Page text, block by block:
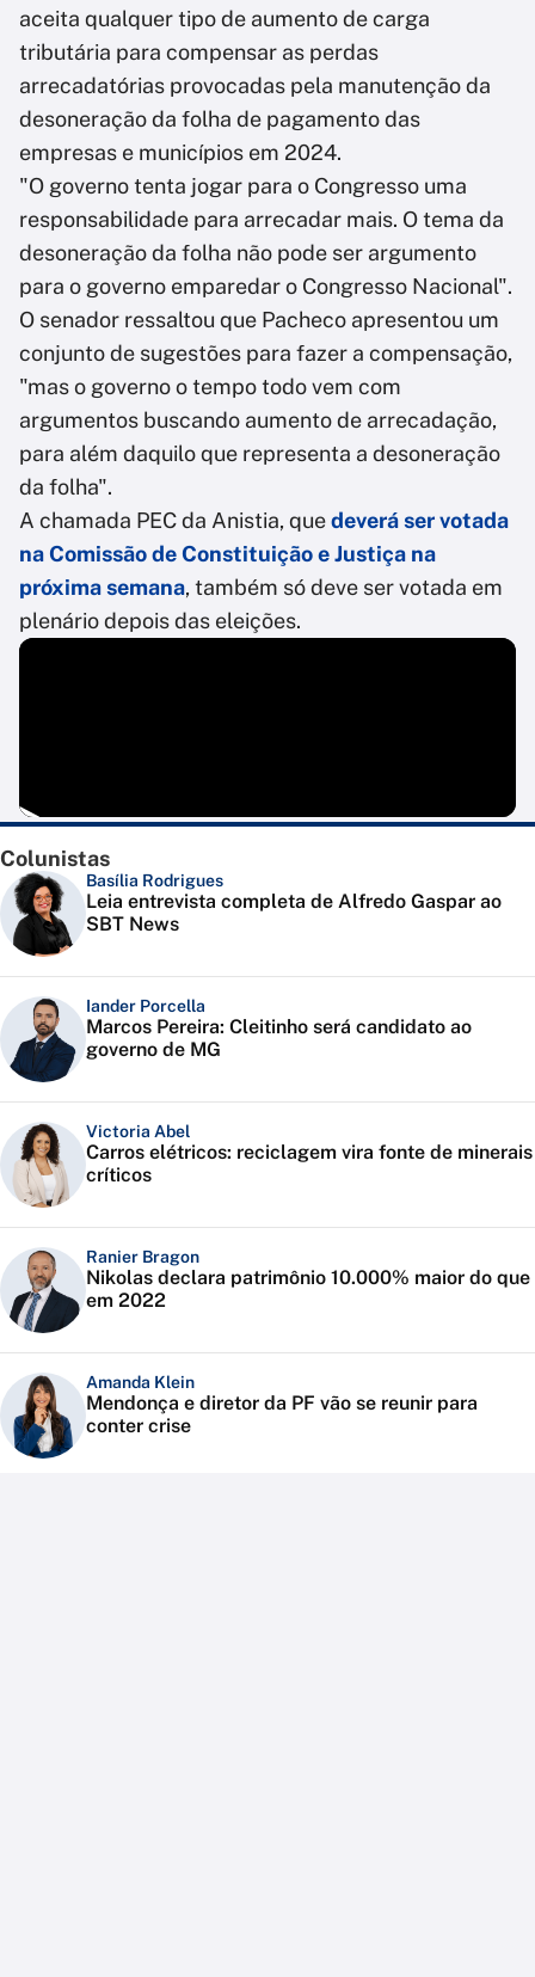
aceita qualquer tipo de aumento de carga
tributária para compensar as perdas
arrecadatórias provocadas pela manutenção da
desoneração da folha de pagamento das
empresas e municípios em 2024.
"O governo tenta jogar para o Congresso uma
responsabilidade para arrecadar mais. O tema da
desoneração da folha não pode ser argumento
para o governo emparedar o Congresso Nacional".
O senador ressaltou que Pacheco apresentou um
conjunto de sugestões para fazer a compensação,
"mas o governo o tempo todo vem com
argumentos buscando aumento de arrecadação,
para além daquilo que representa a desoneração
da folha".
A chamada PEC da Anistia, quedeverá ser votada
na Comissão de Constituição e Justiça na
próxima semana, também só deve ser votada em
plenário depois das eleições.
Colunistas
Basília Rodrigues
Leia entrevista completa de Alfredo Gaspar ao
SBT News
Iander Porcella
Marcos Pereira: Cleitinho será candidato ao
governo de MG
Victoria Abel
Carros elétricos: reciclagem vira fonte de minerais
críticos
Ranier Bragon
Nikolas declara patrimônio 10.000% maior do que
em 2022
Amanda Klein
Mendonça e diretor da PF vão se reunir para
conter crise